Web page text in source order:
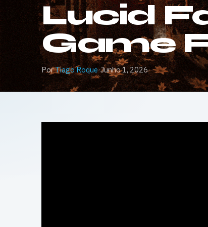
Lucid
Game
PorTiago Roque·Junho 1, 2026